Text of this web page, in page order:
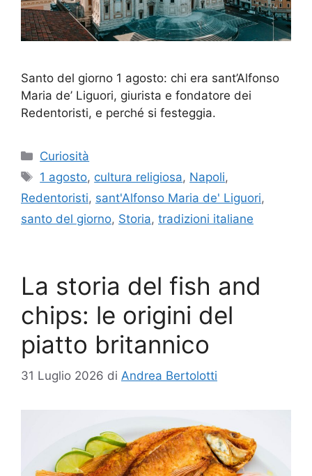
Santo del giorno 1 agosto: chi era sant’Alfonso
Maria de’ Liguori, giurista e fondatore dei
Redentoristi, e perché si festeggia.
Categorie
Curiosità
Tag
1 agosto, cultura religiosa, Napoli,
Redentoristi, sant'Alfonso Maria de' Liguori,
santo del giorno, Storia, tradizioni italiane
La storia del fish and
chips: le origini del
piatto britannico
31 Luglio 2026 di Andrea Bertolotti